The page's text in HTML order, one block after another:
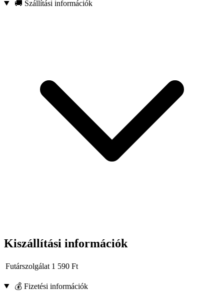
Példa alkalmazások:
Faelemek precíz vésése, élformázása.
Részletek megmunkálása régiségek felújítása során.
Alkalmazások, hornyok vagy más precíz vágások létrehozása
asztalosmunkákban.
🚚 Szállítási információk
Kiszállítási információk
Futárszolgálat 1 590 Ft
💰 Fizetési információk